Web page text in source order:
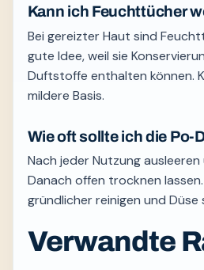
Kann ich Feuchttücher
Bei gereizter Haut sind
gute Idee, weil sie
Duftstoffe enthalten können.
mildere Basis.
Wie oft sollte ich die Po-
Nach jeder Nutzung ausleeren
Danach offen trocknen
gründlicher reinigen und Düse
Verwandte